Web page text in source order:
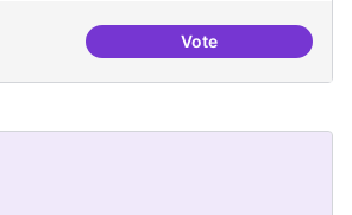
VoteEscletxa digital i